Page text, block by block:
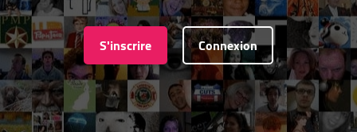
S'inscrire Connexion